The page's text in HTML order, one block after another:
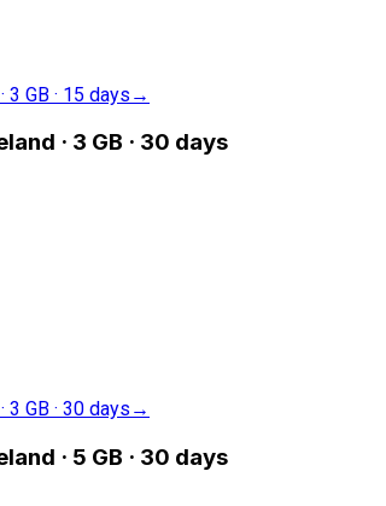
3 GB · 15 days →
· 3 GB · 30 days
3 GB · 30 days →
· 5 GB · 30 days